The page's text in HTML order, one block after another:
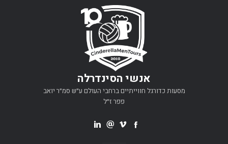
אנשי הסינדרלה
מסעות כדורגל חווייתיים ברחבי העולם ע״ש סמ״ר יואב
פפר ז״ל